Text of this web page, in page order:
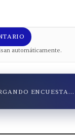
automáticamente.
ENCUESTA...